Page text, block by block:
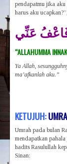
pendapatmu jika
harus aku
فَاعْفُ عَنِّي
“ALLAHUMMA
Ya Allah,
ma’afkanlah aku.”
KETUJUH:
Umrah pada bulan
mendapatkan
hadits Rasulullah
Sinan: